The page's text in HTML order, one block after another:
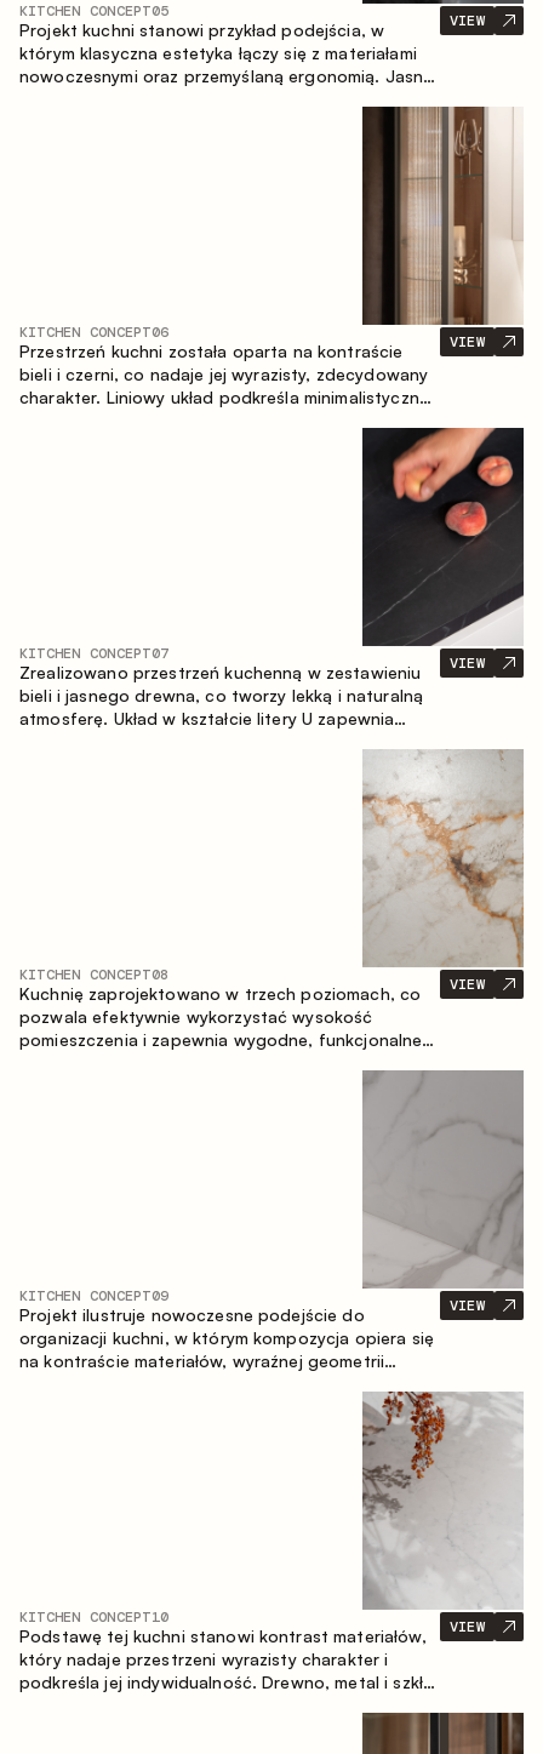
KITCHEN CONCEPT05
Projekt kuchni stanowi przykład podejścia, w
którym klasyczna estetyka łączy się z materiałami
nowoczesnymi oraz przemyślaną ergonomią. Jasna
VIEW
KITCHEN CONCEPT06
Przestrzeń kuchni została oparta na kontraście
bieli i czerni, co nadaje jej wyrazisty, zdecydowany
charakter. Liniowy układ podkreśla minimalistyczny i
VIEW
KITCHEN CONCEPT07
Zrealizowano przestrzeń kuchenną w zestawieniu
bieli i jasnego drewna, co tworzy lekką i naturalną
atmosferę. Układ w kształcie litery U zapewnia
użytkową, tworząc miejsce na szybkie śniadania i
VIEW
KITCHEN CONCEPT08
Kuchnię zaprojektowano w trzech poziomach, co
pozwala efektywnie wykorzystać wysokość
pomieszczenia i zapewnia wygodne, funkcjonalne
VIEW
KITCHEN CONCEPT09
Projekt ilustruje nowoczesne podejście do
organizacji kuchni, w którym kompozycja opiera się
na kontraście materiałów, wyraźnej geometrii
stref przechowywania. Układ prosty z wyspą
buduje logiczną strukturę przestrzeni oraz tworzy
wygodną oś komunikacyjną między strefami
VIEW
KITCHEN CONCEPT10
Podstawę tej kuchni stanowi kontrast materiałów,
który nadaje przestrzeni wyrazisty charakter i
podkreśla jej indywidualność. Drewno, metal i szkło
VIEW